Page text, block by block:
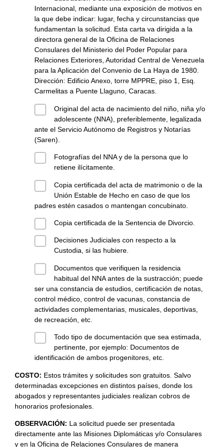
Internacional, mediante una exposición de motivos en
la que debe indicar: lugar, fecha y circunstancias que
fundamentan la solicitud. Esta carta va dirigida a la
directora general de la Oficina de Relaciones
Consulares del Ministerio del Poder Popular para
Relaciones Exteriores, Autoridad Central de Venezuela
para la Aplicación del Convenio de La Haya de 1980.
Dirección: Edificio Anexo, torre MPPRE, piso 1, Esq.
Carmelitas a Puente Llaguno, Caracas.
Original del acta de nacimiento del niño, niña y/o
adolescente (NNA), preferiblemente, legalizada
ante el Servicio Autónomo de Registros y Notarías
(Saren).
Fotografías del NNA y de la persona que lo
retiene ilícitamente.
Copia certificada del acta de matrimonio o de la
Unión Estable de Hecho en caso de que los
padres estén casados o mantengan concubinato.
Copia certificada de la Sentencia de Divorcio.
Decisiones Judiciales con respecto a la
Custodia, si las hubiere.
Documentos que verifiquen la residencia
habitual del NNA antes de la sustracción; puede
ser una constancia de estudios, certificación de notas,
control médico, control de vacunas, constancia de
actividades complementarias, musicales, deportivas,
de recreación, etc.
Todo tipo de documentación que sea estimada,
pertinente, por ejemplo: Documentos de
identificación de ambos progenitores, etc.
COSTO: Estos trámites y solicitudes son gratuitos. Salvo
determinadas excepciones en distintos países, donde los
abogados y representantes judiciales realizan cobros de
honorarios profesionales.
OBSERVACIÓN: La solicitud puede ser presentada
directamente ante las Misiones Diplomáticas y/o Consulares
y en la Oficina de Relaciones Consulares de manera